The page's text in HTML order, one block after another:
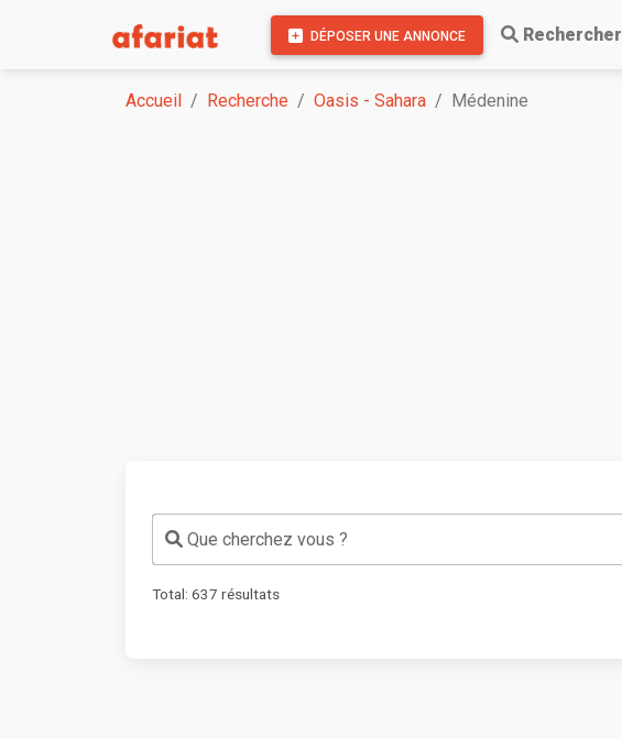
DÉPOSER UNE ANNONCE Rechercher
Accueil Recherche Oasis - Sahara Médenine
Que cherchez vous ?
Total: 637 résultats